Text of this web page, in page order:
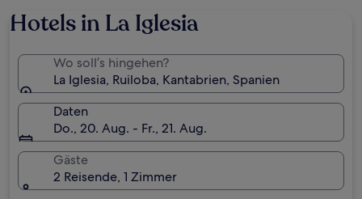
Hotels in La Iglesia
Wo soll’s hingehen?
La Iglesia, Ruiloba, Kantabrien, Spanien
Daten
Do., 20. Aug. - Fr., 21. Aug.
Gäste
2 Reisende, 1 Zimmer